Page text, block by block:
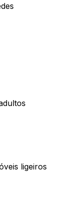
ligeiros